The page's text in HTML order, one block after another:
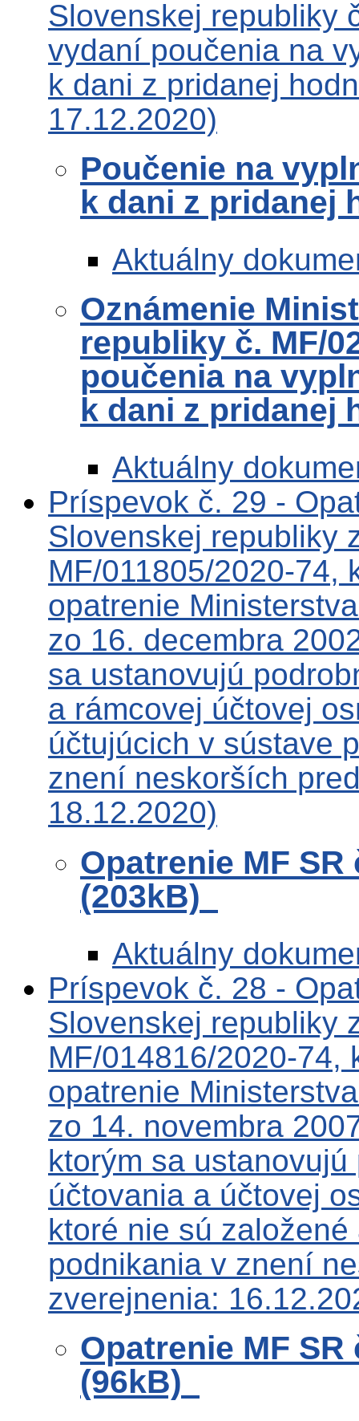
Slovenskej republiky
vydaní poučenia na
k dani z pridanej
17.12.2020)
Poučenie na
k dani z pridanej
Aktuálny
Oznámenie
republiky č. MF/
poučenia na
k dani z pridanej
Aktuálny
Príspevok č. 29 -
Slovenskej republiky
MF/011805/2020-74,
opatrenie
zo 16. decembra
sa ustanovujú
a rámcovej účtovej
účtujúcich v sústave
znení neskorších
18.12.2020)
Opatrenie MF SR
(203kB)
Aktuálny
Príspevok č. 28 -
Slovenskej republiky
MF/014816/2020-74,
opatrenie
zo 14. novembra
ktorým sa
účtovania a účtovej
ktoré nie sú
podnikania v znení
zverejnenia:
Opatrenie MF SR
(96kB)